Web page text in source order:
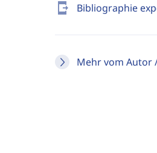
send_to_mobile Bibliographie
Mehr vom Autor